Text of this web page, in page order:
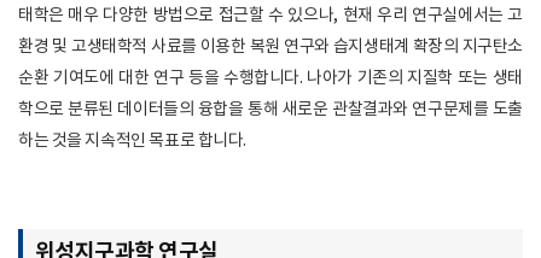
태학은 매우 다양한 방법으로 접근할 수 있으나, 현재 우리 연구실에서는 고
환경 및 고생태학적 사료를 이용한 복원 연구와 습지생태계 확장의 지구탄소
순환 기여도에 대한 연구 등을 수행합니다. 나아가 기존의 지질학 또는 생태
학으로 분류된 데이터들의 융합을 통해 새로운 관찰결과와 연구문제를 도출
하는 것을 지속적인 목표로 합니다.
위성지구과학 연구실